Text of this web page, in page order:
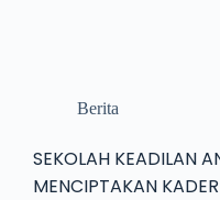
Berita
SEKOLAH KEADILAN
MENCIPTAKAN